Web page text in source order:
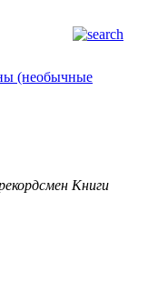
(необычные
Книги